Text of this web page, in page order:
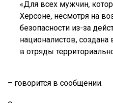
«Для всех мужчин,
Херсоне, несмотря на
безопасности из-за
националистов,
в отряды
– говорится в сообщении.